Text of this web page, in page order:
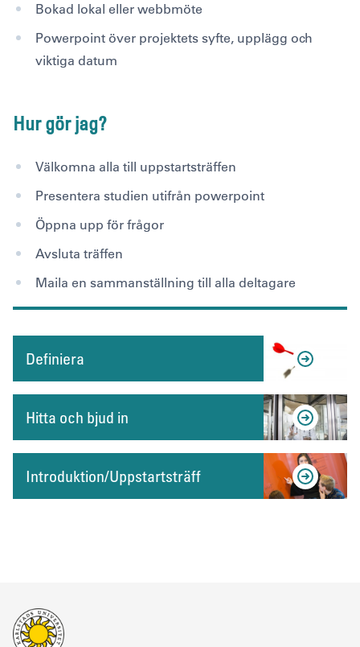
Bokad lokal eller webbmöte
Powerpoint över projektets syfte, upplägg och
viktiga datum
Hur gör jag?
Välkomna alla till uppstartsträffen
Presentera studien utifrån powerpoint
Öppna upp för frågor
Avsluta träffen
Maila en sammanställning till alla deltagare
Definiera
Hitta och bjud in
Introduktion/Uppstartsträff